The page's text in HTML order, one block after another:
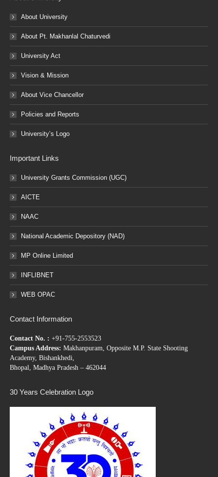
About University
About Pt. Makhanlal Chaturvedi
University Act
Vision & Mission
About Vice Chancellor
Policies and Reports
University’s Logo
Important Links
University Grants Commission (UGC)
AICTE
NAAC
National Academic Depository (NAD)
MP Online Limited
INFLIBNET
WEB OPAC
Contact Information
Contact No. : +91-755-2553523
Campus Address: Makhanpuram, Opposite M.P. State Shooting
Academy, Bishankhedi,
Bhopal, Madhya Pradesh – 462044
30 Years Celebration Logo